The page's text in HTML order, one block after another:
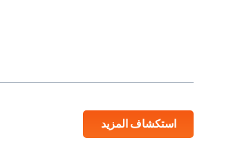
استكشاف المزيد